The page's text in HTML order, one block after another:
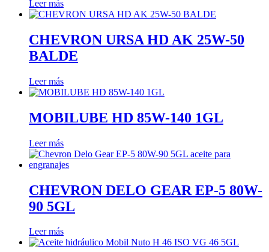
Leer más
CHEVRON URSA HD AK 25W-50
BALDE
Leer más
MOBILUBE HD 85W-140 1GL
Leer más
CHEVRON DELO GEAR EP-5 80W-
90 5GL
Leer más